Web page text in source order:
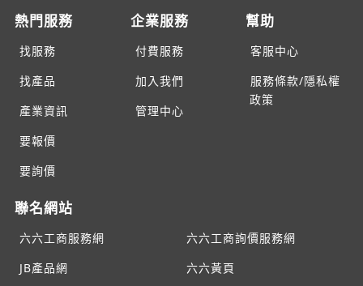
熱門服務
找服務
找產品
產業資訊
要報價
要詢價
企業服務
付費服務
加入我們
管理中心
幫助
客服中心
服務條款/隱私權
政策
聯名網站
六六工商服務網
六六工商詢價服務網
JB產品網
六六黃頁